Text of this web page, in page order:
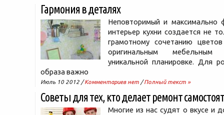
Гармония в деталях
Неповторимый и максимально
интерьер кухни создается не
грамотному сочетанию
оригинальным
уникальной планировке. Для
образа важно
Июль 10 2012 /Комментариев нет /Полный текст »
Советы для тех, кто делает ремонт
Многие из нас судят о вкусе и